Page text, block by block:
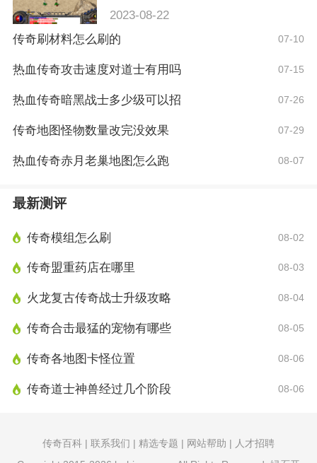
2023-08-22
传奇刷材料怎么刷的
07-10
热血传奇攻击速度对道士有用吗 07-15
热血传奇暗黑战士多少级可以招 07-26
传奇地图怪物数量改完没效果 07-29
热血传奇赤月老巢地图怎么跑 08-07
最新测评
传奇模组怎么刷 08-02
传奇盟重药店在哪里 08-03
火龙复古传奇战士升级攻略 08-04
传奇合击最猛的宠物有哪些 08-05
传奇各地图卡怪位置 08-06
传奇道士神兽经过几个阶段 08-06
传奇百科 | 联系我们 | 精选专题 | 网站帮助 | 人才招聘